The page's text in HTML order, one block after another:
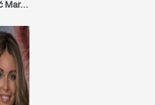
Polka, która popiera aborcję, ma zagrać Maryję w kontynuacji Pasji (2004). Polacy „donoszą” na nią producentom filmu